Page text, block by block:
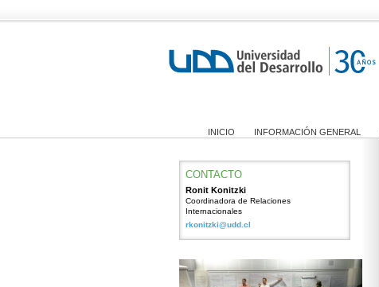
INICIO INFORMACIÓN GENERAL
CONTACTO
Ronit Konitzki
Coordinadora de Relaciones
Internacionales
rkonitzki@udd.cl